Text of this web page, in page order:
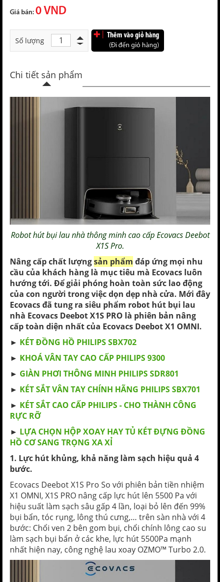
Giá bán: 0 VND
Số lượng
Thêm vào giỏ hàng
(Đi đến giỏ hàng)
Chi tiết sản phẩm
Robot hút bụi lau nhà thông minhcao cấpEcovacs Deebot
X1S Pro.
Nâng cấp chất lượngsản phẩm đáp ứng mọi nhu
cầu của khách hàng là mục tiêu mà Ecovacs luôn
hướng tới. Để giải phóng hoàn toàn sức lao động
của con người trong việc dọn dẹp nhà cửa. Mới đây
Ecovacs đã tung ra siêu phẩm robot hút bụi lau
nhà Ecovacs Deebot X1S PRO là phiên bản nâng
cấp toàn diện nhất của Ecovacs Deebot X1 OMNI.
► KÉT ĐỒNG HỒ PHILIPS SBX702
► KHOÁ VÂN TAY CAO CẤP PHILIPS 9300
► GIÀN PHƠI THÔNG MINH PHILIPS SDR801
► KÉT SẮT VÂN TAY CHÍNH HÃNG PHILIPS SBX701
► KÉT SẮT CAO CẤP PHILIPS - CHO THÀNH CÔNG
RỰC RỠ
► LỰA CHỌN HỘP XOAY HAY TỦ KÉT ĐỰNG ĐỒNG
HỒ CƠ SANG TRỌNG XA XỈ
1. Lực hút khủng, khả năng làm sạch hiệu quả 4
bước.
Ecovacs Deebot X1S Pro So với phiên bản tiền nhiệm
X1 OMNI, X1S PRO nâng cấp lực hút lên 5500 Pa với
hiệu suất làm sạch sâu gấp 4 lần, loại bỏ lên đến 99%
bụi bẩn, tóc rụng, lông thú cưng,… trên sàn nhà với 4
bước: Chổi ven 2 bên gom bụi, chổi chính lông cao su
làm sạch bụi bẩn ở các khe, lực hút 5500Pa mạnh
nhất hiện nay, công nghệ lau xoay OZMO™ Turbo 2.0.